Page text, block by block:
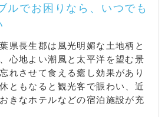
白子町（牛込 / 驚 / 北高根 / 北日
/ 剃金 / 中里 / 八斗 / 浜宿 / 福島
長柄町（上野 / 榎本 / 大津倉 / 大
府里 / 小榎本 / 桜谷 / 皿木 / 高山
丸 / 鴇谷 / 徳増 / 中野台 / 長富 /
木 / 味庄 / 山之郷 / 山根 / 力丸 /
市野々 / 今泉 / 岩川 / 岩撫 / 小沢
小野田 / 給田 / 蔵持 / 坂本 / 佐坪
野田 / 須田 / 関原 / 千手堂 / 千田
ルでお困りなら、いつでも
県長生郡は風光明媚な土地柄と
心地よい潮風と太平洋を望む景
れさせて食える癒し効果があり
ともなると観光客で賑わい、近
きなホテルなどの宿泊施設が充